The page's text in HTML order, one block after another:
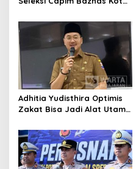
Komisioner Baznas
Berintegritas
Adhitia Yudisthira Optimis
Zakat Bisa Jadi Alat Utama
Kota Cimahi